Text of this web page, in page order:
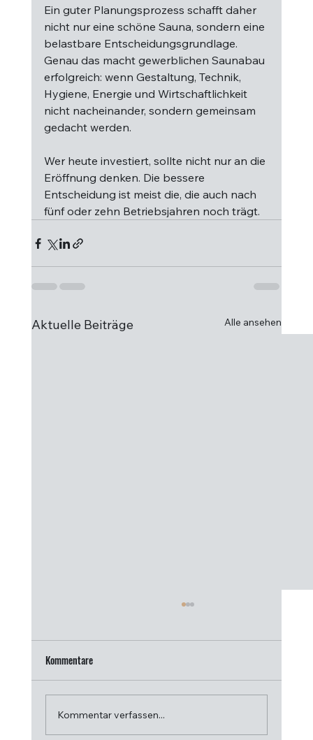
Ein guter Planungsprozess schafft daher
nicht nur eine schöne Sauna, sondern eine
belastbare Entscheidungsgrundlage.
Genau das macht gewerblichen Saunabau
erfolgreich: wenn Gestaltung, Technik,
Hygiene, Energie und Wirtschaftlichkeit
nicht nacheinander, sondern gemeinsam
gedacht werden.
Wer heute investiert, sollte nicht nur an die
Eröffnung denken. Die bessere
Entscheidung ist meist die, die auch nach
fünf oder zehn Betriebsjahren noch trägt.
Aktuelle Beiträge Alle ansehen
Kommentare
Kommentar verfassen...